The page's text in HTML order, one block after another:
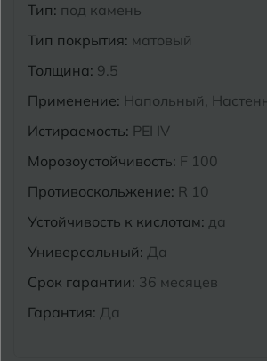
Тип: под камень
Тип покрытия: матовый
Толщина: 9.5
Применение: Напольный,
Истираемость: PEI IV
Морозоустойчивость: F 100
Противоскольжение: R 10
Устойчивость к кислотам: да
Универсальный: Да
Срок гарантии: 36 месяцев
Гарантия: Да